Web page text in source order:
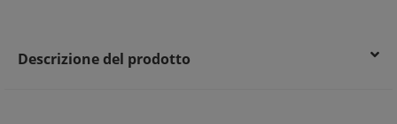
Design elegante e integrabile
Descrizione del prodotto